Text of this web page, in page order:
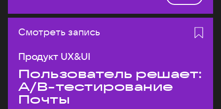
Смотреть запись
Продукт UX&UI
Пользователь решает:
A/B-тестирование
Почты